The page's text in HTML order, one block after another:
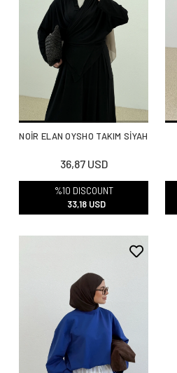
NOİR ELAN OYSHO TAKIM SİYAH
36,87 USD
%10 DISCOUNT
33,18 USD